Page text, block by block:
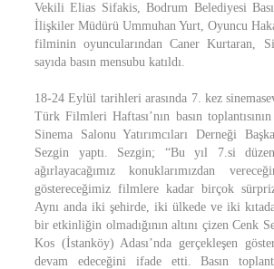
Vekili Elias Sifakis, Bodrum Belediyesi
İlişkiler Müdürü Ummuhan Yurt, Oyuncu
filminin oyuncularından Caner Kurtaran,
sayıda basın mensubu katıldı.
18-24 Eylül tarihleri arasında 7. kez
Türk Filmleri Haftası’nın basın toplantısının
Sinema Salonu Yatırımcıları Derneği
Sezgin yaptı. Sezgin; “Bu yıl 7.si
ağırlayacağımız konuklarımızdan
göstereceğimiz filmlere kadar birçok
Aynı anda iki şehirde, iki ülkede ve iki
bir etkinliğin olmadığının altını çizen Cenk
Kos (İstanköy) Adası’nda gerçekleşen
devam edeceğini ifade etti. Basın